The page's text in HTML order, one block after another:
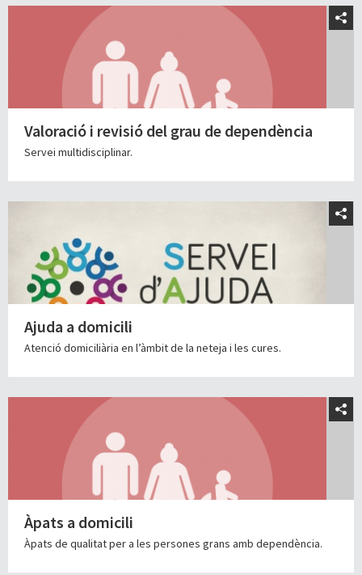
Valoració i revisió del grau de dependència
Servei multidisciplinar.
Ajuda a domicili
Atenció domiciliària en l’àmbit de la neteja i les cures.
Àpats a domicili
Àpats de qualitat per a les persones grans amb dependència.